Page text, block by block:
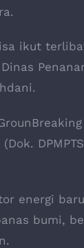
ikut
energi
bumi,